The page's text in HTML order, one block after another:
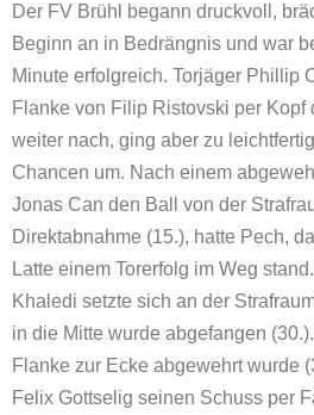
Der FV Brühl begann druckvoll,
Beginn an in Bedrängnis und war
Minute erfolgreich. Torjäger Phillip
Flanke von Filip Ristovski per Kopf
weiter nach, ging aber zu
Chancen um. Nach einem
Jonas Can den Ball von der
Direktabnahme (15.), hatte Pech,
Latte einem Torerfolg im Weg
Khaledi setzte sich an der
in die Mitte wurde abgefangen
Flanke zur Ecke abgewehrt wurde
Felix Gottselig seinen Schuss per